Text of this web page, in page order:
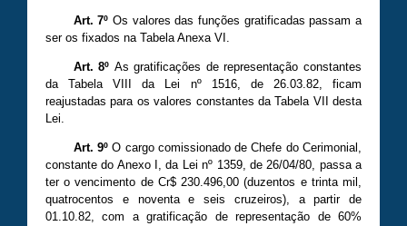
Art. 7ºOs valores das funções gratificadas passam a
ser os fixados na Tabela Anexa VI.
Art. 8º As gratificações de representação constantes
da Tabela VIII da Lei nº 1516, de 26.03.82, ficam
reajustadas para os valores constantes da Tabela VII desta
Lei.
Art. 9ºO cargo comissionado de Chefe do Cerimonial,
constante do Anexo I, da Lei nº 1359, de 26/04/80, passa a
ter o vencimento de Cr$ 230.496,00 (duzentos e trinta mil,
quatrocentos e noventa e seis cruzeiros), a partir de
01.10.82, com a gratificação de representação de 60%